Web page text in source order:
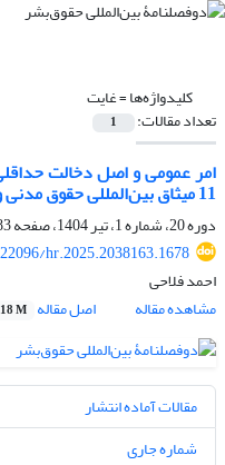
کلیدواژه‌ها =غایت
تعداد مقالات: 1
امر عمومی و اصل دخالت
11 میثاق بین‌المللی حقوق مدنی و سیاسی
دوره 20، شماره 1، تیر 1404، صفحه
hr.2025.2038163.1678
احمد فلاحی
مشاهده مقاله
اصل مقاله M
مقالات آماده انتشار
شماره جاری